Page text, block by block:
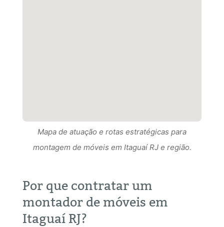
Mapa de atuação e rotas estratégicas para
Mapa de atuação e rotas estratégicas para
Mapa de atuação e rotas estratégicas para
montagem de móveis em Itaguaí RJ e região.
Por que contratar um
montador de móveis em
Itaguaí RJ?